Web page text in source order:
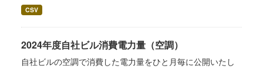
CSV
2024年度自社ビル消費電力量（空調）
自社ビルの空調で消費した電力量をひと月毎に公開いたし